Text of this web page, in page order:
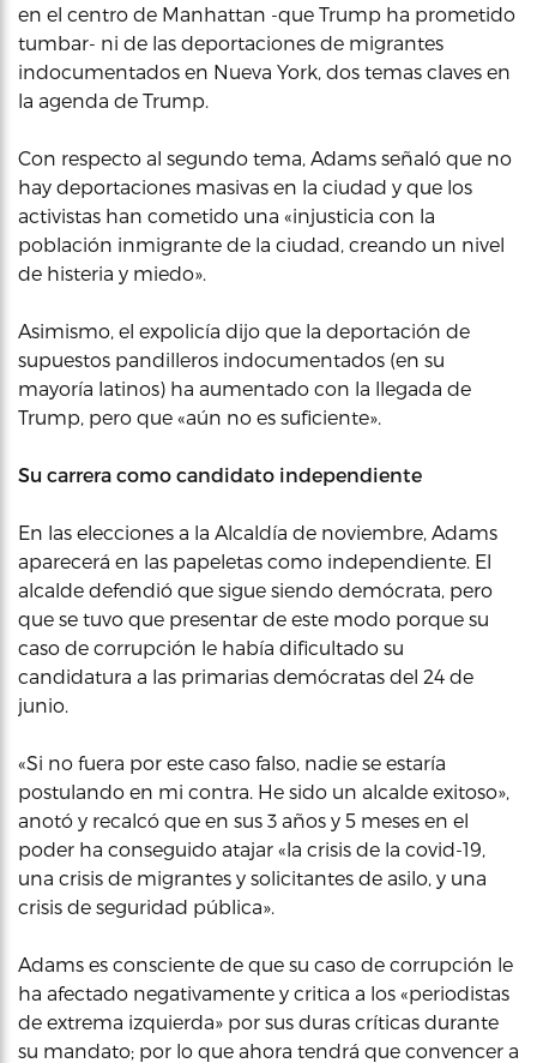
en el centro de Manhattan -que Trump ha prometido
tumbar- ni de las deportaciones de migrantes
indocumentados en Nueva York, dos temas claves en
la agenda de Trump.
Con respecto al segundo tema, Adams señaló que no
hay deportaciones masivas en la ciudad y que los
activistas han cometido una «injusticia con la
población inmigrante de la ciudad, creando un nivel
de histeria y miedo».
Asimismo, el expolicía dijo que la deportación de
supuestos pandilleros indocumentados (en su
mayoría latinos) ha aumentado con la llegada de
Trump, pero que «aún no es suficiente».
Su carrera como candidato independiente
En las elecciones a la Alcaldía de noviembre, Adams
aparecerá en las papeletas como independiente. El
alcalde defendió que sigue siendo demócrata, pero
que se tuvo que presentar de este modo porque su
caso de corrupción le había dificultado su
candidatura a las primarias demócratas del 24 de
junio.
«Si no fuera por este caso falso, nadie se estaría
postulando en mi contra. He sido un alcalde exitoso»,
anotó y recalcó que en sus 3 años y 5 meses en el
poder ha conseguido atajar «la crisis de la covid-19,
una crisis de migrantes y solicitantes de asilo, y una
crisis de seguridad pública».
Adams es consciente de que su caso de corrupción le
ha afectado negativamente y critica a los «periodistas
de extrema izquierda» por sus duras críticas durante
su mandato; por lo que ahora tendrá que convencer a